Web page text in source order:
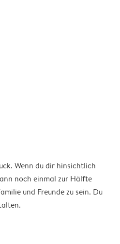
Wenn du dir hinsichtlich
noch einmal zur Hälfte
und Freunde zu sein. Du